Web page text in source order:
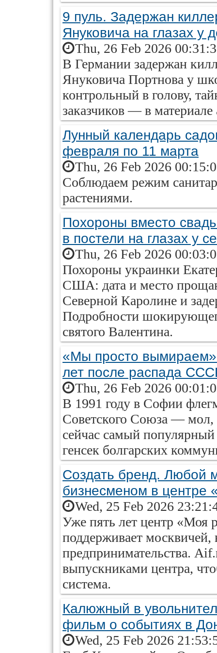
9 пуль. Задержан
Януковича на глазах у
Thu, 26 Feb 2026
В Германии задержан
Януковича Портнова у
контрольный в голову,
заказчиков — в
Лунный календарь
февраля по 11 марта
Thu, 26 Feb 2026
Соблюдаем режим
растениями.
Похороны вместо
в постели на глазах у
Thu, 26 Feb 2026
Похороны украинки
США: дата и место
Северной Каролине и
Подробности
святого Валентина.
«Мы просто
лет после распада
Thu, 26 Feb 2026
В 1991 году в Софии
Советского Союза — мол,
сейчас самый
генсек болгарских
Создать бренд. Любой
бизнесменом в центре
Wed, 25 Feb 2026
Уже пять лет центр «Моя
поддерживает
предпринимательства.
выпускниками центра,
система.
Калюжный в
фильм о событиях в
Wed, 25 Feb 2026